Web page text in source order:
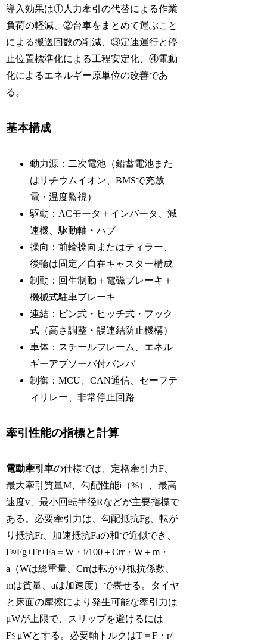
導入効果は①人力牽引の代替による作業
負荷の軽減、②台車をまとめて運ぶこと
による搬送回数の削減、③定速運行と停
止位置標準化による工程安定化、④電動
化によるエネルギー原単位の改善であ
る。
基本構成
動力源：二次電池（鉛蓄電池また
はリチウムイオン、BMSで充放
電・温度監視）
駆動：ACモータ＋インバータ、減
速機、駆動軸・ハブ
操向：前輪操向またはティラー、
後輪は固定／自在キャスター構成
制動：回生制動＋電磁ブレーキ＋
機械式駐車ブレーキ
連結：ピン式・ヒッチ式・フック
式（高さ調整・誤連結防止機構）
車体：スチールフレーム、エネル
ギーアブソーバ付バンパ
制御：MCU、CAN通信、セーフテ
ィリレー、非常停止回路
牽引性能の指標と計算
電動牽引車の仕様では、定格牽引力F、
最大牽引質量M、勾配性能i（%）、最高
速度v、最小回転半径Rなどが主要指標で
ある。必要牽引力は、勾配抵抗Fg、転が
り抵抗Fr、加速抵抗Faの和で近似でき、
F≈Fg+Fr+Fa＝W・i/100＋Crr・W＋m・
a（Wは総重量、Crrは転がり抵抗係数、
mは質量、aは加速度）で表せる。タイヤ
と床面の摩擦により発生可能な牽引力は
μWが上限で、スリップを避けるには
F≦μWとする。必要軸トルクはT＝F・r/